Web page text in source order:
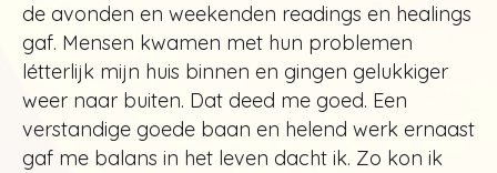
de avonden en weekenden readings en healings
gaf. Mensen kwamen met hun problemen
létterlijk mijn huis binnen en gingen gelukkiger
weer naar buiten. Dat deed me goed. Een
verstandige goede baan en helend werk ernaast
gaf me balans in het leven dacht ik. Zo kon ik